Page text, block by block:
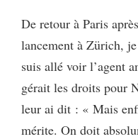
De retour à Paris
lancement à Zürich,
suis allé voir l’agent
gérait les droits pour
leur ai dit : « Mais
mérite. On doit